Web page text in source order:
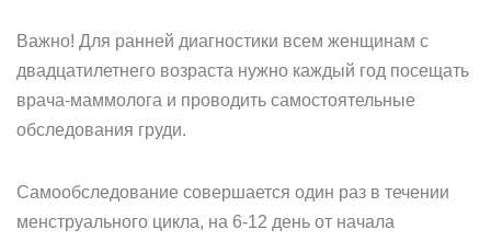
Важно! Для ранней диагностики всем женщинам с
двадцатилетнего возраста нужно каждый год посещать
врача-маммолога и проводить самостоятельные
обследования груди.
Самообследование совершается один раз в течении
менструального цикла, на 6-12 день от начала